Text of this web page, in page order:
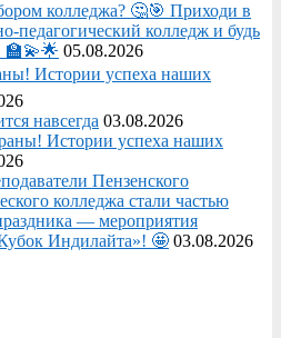
колледжа? 🤔🎯 Приходи в
педагогический колледж и будь
🏫💫🌟 05.08.2026
Истории успеха наших
навсегда 03.08.2026
Истории успеха наших
Пензенского
колледжа стали частью
— мероприятия
Индилайта»! 🤩 03.08.2026